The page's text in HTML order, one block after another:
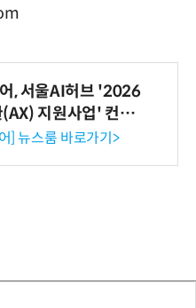
, 서울AI허브 '2026
지원사업' 컨소
] 뉴스룸 바로가기>